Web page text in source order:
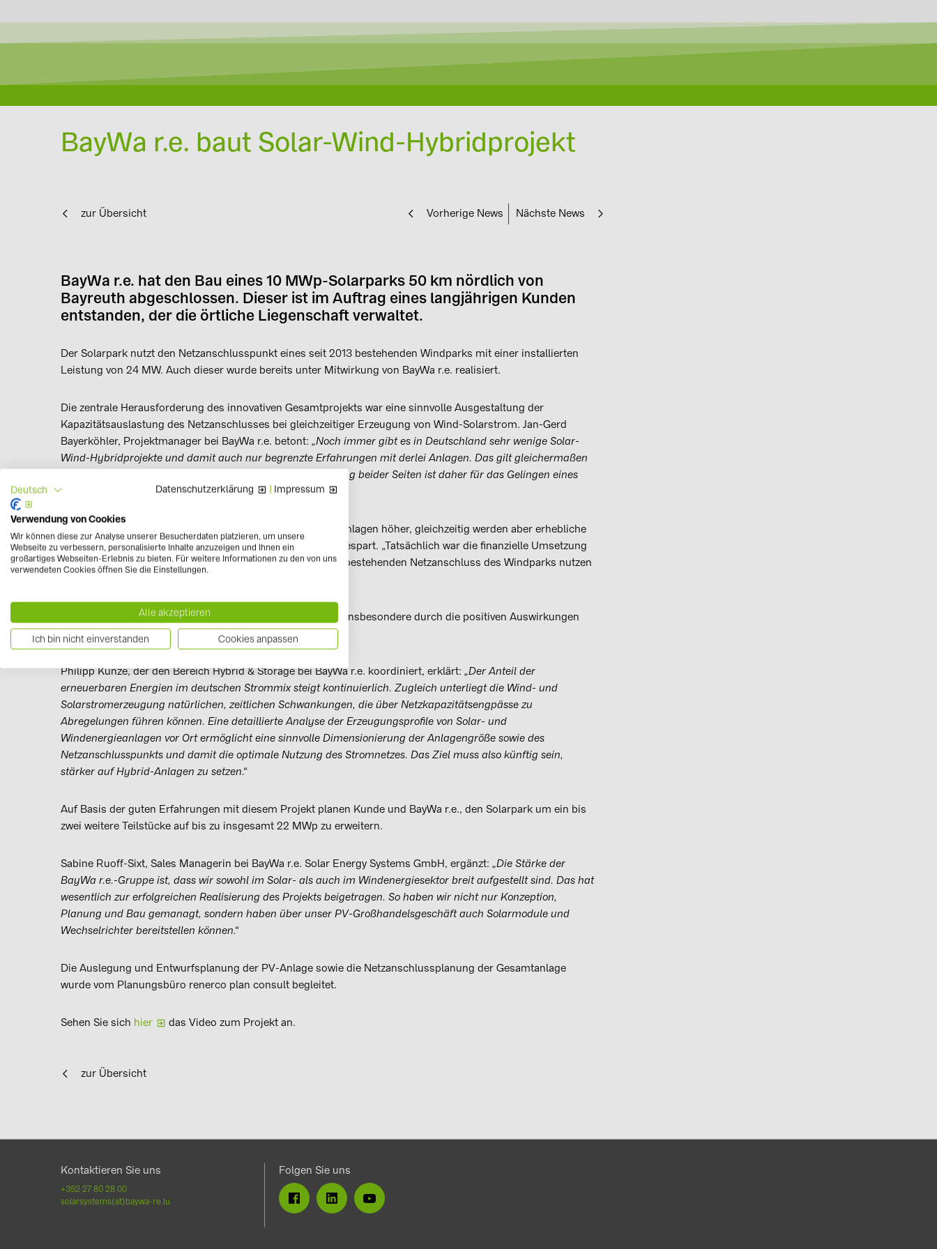
BayWa r.e. baut Solar-Wind-Hybridprojekt
zur Übersicht Vorherige News Nächste News
BayWa r.e. hat den Bau eines 10 MWp-Solarparks 50 km nördlich von
Bayreuth abgeschlossen. Dieser ist im Auftrag eines langjährigen Kunden
entstanden, der die örtliche Liegenschaft verwaltet.
Der Solarpark nutzt den Netzanschlusspunkt eines seit 2013 bestehenden Windparks mit einer installierten
Leistung von 24 MW. Auch dieser wurde bereits unter Mitwirkung von BayWa r.e. realisiert.
Die zentrale Herausforderung des innovativen Gesamtprojekts war eine sinnvolle Ausgestaltung der
Kapazitätsauslastung des Netzanschlusses bei gleichzeitiger Erzeugung von Wind-Solarstrom. Jan-Gerd
Bayerköhler, Projektmanager bei BayWa r.e. betont: „Noch immer gibt es in Deutschland sehr wenige Solar-
Wind-Hybridprojekte und damit auch nur begrenzte Erfahrungen mit derlei Anlagen. Das gilt gleichermaßen
für Projektierer wie für Netzbetreiber. Eine enge Abstimmung beider Seiten ist daher für das Gelingen eines
solchen Projektes unerlässlich.“
Zwar sind Abstimmung und Aufwand für derartige Hybridanlagen höher, gleichzeitig werden aber erhebliche
Kosten durch den Wegfall eines eigenen Netzzugangs eingespart. „Tatsächlich war die finanzielle Umsetzung
des Solarparks nur dadurch möglich, dass wir den bereits bestehenden Netzanschluss des Windparks nutzen
konnten“, sagt Jan-Gerd Bayerköhler.
Neben der Kostenersparnis werden Hybridanlagen künftig insbesondere durch die positiven Auswirkungen
auf das Stromnetz an Bedeutung gewinnen.
Philipp Kunze, der den Bereich Hybrid & Storage bei BayWa r.e. koordiniert, erklärt: „Der Anteil der
erneuerbaren Energien im deutschen Strommix steigt kontinuierlich. Zugleich unterliegt die Wind- und
Solarstromerzeugung natürlichen, zeitlichen Schwankungen, die über Netzkapazitätsengpässe zu
Abregelungen führen können. Eine detaillierte Analyse der Erzeugungsprofile von Solar- und
Windenergieanlagen vor Ort ermöglicht eine sinnvolle Dimensionierung der Anlagengröße sowie des
Netzanschlusspunkts und damit die optimale Nutzung des Stromnetzes. Das Ziel muss also künftig sein,
stärker auf Hybrid-Anlagen zu setzen.“
Auf Basis der guten Erfahrungen mit diesem Projekt planen Kunde und BayWa r.e., den Solarpark um ein bis
zwei weitere Teilstücke auf bis zu insgesamt 22 MWp zu erweitern.
Sabine Ruoff-Sixt, Sales Managerin bei BayWa r.e. Solar Energy Systems GmbH, ergänzt: „Die Stärke der
BayWa r.e.-Gruppe ist, dass wir sowohl im Solar- als auch im Windenergiesektor breit aufgestellt sind. Das hat
wesentlich zur erfolgreichen Realisierung des Projekts beigetragen. So haben wir nicht nur Konzeption,
Planung und Bau gemanagt, sondern haben über unser PV-Großhandelsgeschäft auch Solarmodule und
Wechselrichter bereitstellen können.“
Die Auslegung und Entwurfsplanung der PV-Anlage sowie die Netzanschlussplanung der Gesamtanlage
wurde vom Planungsbüro renerco plan consult begleitet.
Sehen Sie sich hier das Video zum Projekt an.
zur Übersicht
Kontaktieren Sie uns
+352 27 80 28 00
solarsystems(at)baywa-re.lu
Folgen Sie uns
Deutsch Datenschutzerklärung | Impressum
Verwendung von Cookies
Wir können diese zur Analyse unserer Besucherdaten platzieren, um unsere
Webseite zu verbessern, personalisierte Inhalte anzuzeigen und Ihnen ein
großartiges Webseiten-Erlebnis zu bieten. Für weitere Informationen zu den von uns
verwendeten Cookies öffnen Sie die Einstellungen.
Alle akzeptieren
Ich bin nicht einverstanden Cookies anpassen